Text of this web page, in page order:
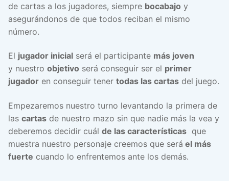
de cartas a los jugadores, siempre bocabajo y
asegurándonos de que todos reciban el mismo
número.
El jugador inicial será el participante más joven
y nuestro objetivo será conseguir ser el primer
jugador en conseguir tener todas las cartas del juego.
Empezaremos nuestro turno levantando la primera de
las cartas de nuestro mazo sin que nadie más la vea y
deberemos decidir cuál de las características que
muestra nuestro personaje creemos que será el más
fuerte cuando lo enfrentemos ante los demás.